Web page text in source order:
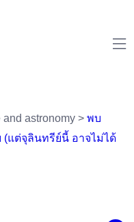
and astronomy > พบ
แต่จุลินทรีย์นี้ อาจไม่ได้